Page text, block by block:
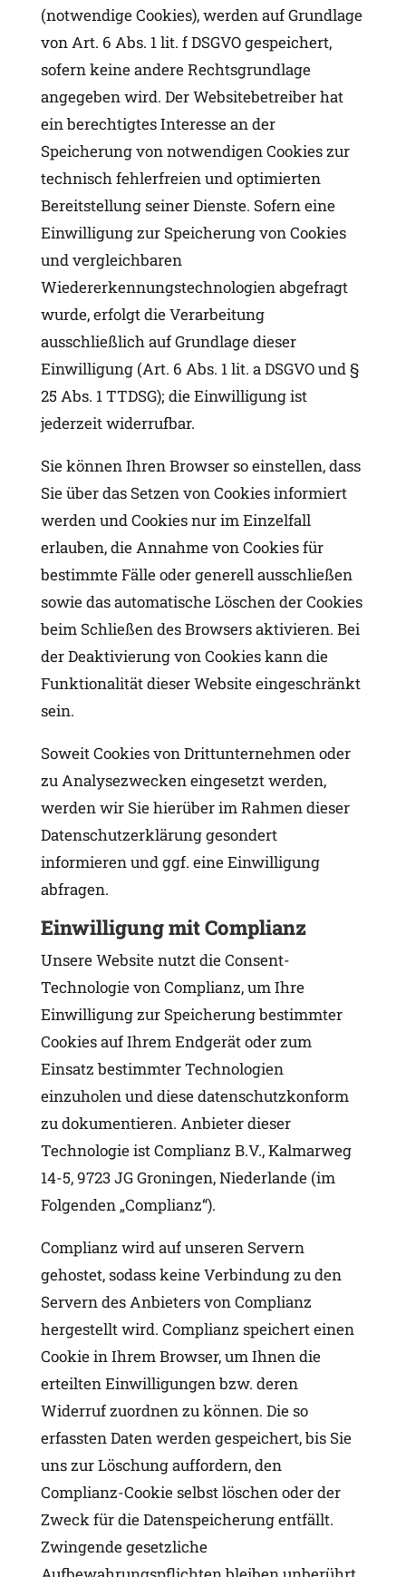
(notwendige Cookies), werden auf Grundlage
von Art. 6 Abs. 1 lit. f DSGVO gespeichert,
sofern keine andere Rechtsgrundlage
angegeben wird. Der Websitebetreiber hat
ein berechtigtes Interesse an der
Speicherung von notwendigen Cookies zur
technisch fehlerfreien und optimierten
Bereitstellung seiner Dienste. Sofern eine
Einwilligung zur Speicherung von Cookies
und vergleichbaren
Wiedererkennungstechnologien abgefragt
wurde, erfolgt die Verarbeitung
ausschließlich auf Grundlage dieser
Einwilligung (Art. 6 Abs. 1 lit. a DSGVO und §
25 Abs. 1 TTDSG); die Einwilligung ist
jederzeit widerrufbar.
Sie können Ihren Browser so einstellen, dass
Sie über das Setzen von Cookies informiert
werden und Cookies nur im Einzelfall
erlauben, die Annahme von Cookies für
bestimmte Fälle oder generell ausschließen
sowie das automatische Löschen der Cookies
beim Schließen des Browsers aktivieren. Bei
der Deaktivierung von Cookies kann die
Funktionalität dieser Website eingeschränkt
sein.
Soweit Cookies von Drittunternehmen oder
zu Analysezwecken eingesetzt werden,
werden wir Sie hierüber im Rahmen dieser
Datenschutzerklärung gesondert
informieren und ggf. eine Einwilligung
abfragen.
Einwilligung mit Complianz
Unsere Website nutzt die Consent-
Technologie von Complianz, um Ihre
Einwilligung zur Speicherung bestimmter
Cookies auf Ihrem Endgerät oder zum
Einsatz bestimmter Technologien
einzuholen und diese datenschutzkonform
zu dokumentieren. Anbieter dieser
Technologie ist Complianz B.V., Kalmarweg
14-5, 9723 JG Groningen, Niederlande (im
Folgenden „Complianz“).
Complianz wird auf unseren Servern
gehostet, sodass keine Verbindung zu den
Servern des Anbieters von Complianz
hergestellt wird. Complianz speichert einen
Cookie in Ihrem Browser, um Ihnen die
erteilten Einwilligungen bzw. deren
Widerruf zuordnen zu können. Die so
erfassten Daten werden gespeichert, bis Sie
uns zur Löschung auffordern, den
Complianz-Cookie selbst löschen oder der
Zweck für die Datenspeicherung entfällt.
Zwingende gesetzliche